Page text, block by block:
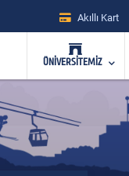
Akıllı Kart
ÜNİVERSİTEMİZ